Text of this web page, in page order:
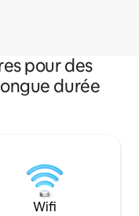
pour des
durée
Wifi